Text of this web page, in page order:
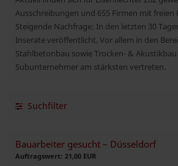
Ausschreibungen und 655 Firmen mit freien
Steigende Nachfrage: In den letzten 30
Inserate veröffentlicht. Vor allem in den
Stahlbetonbau sowie Trocken- &
Subunternehmer am stärksten vertreten.
Suchfilter
Bauarbeiter gesucht – Düsseldorf
Auftragswert: 21,00 EUR